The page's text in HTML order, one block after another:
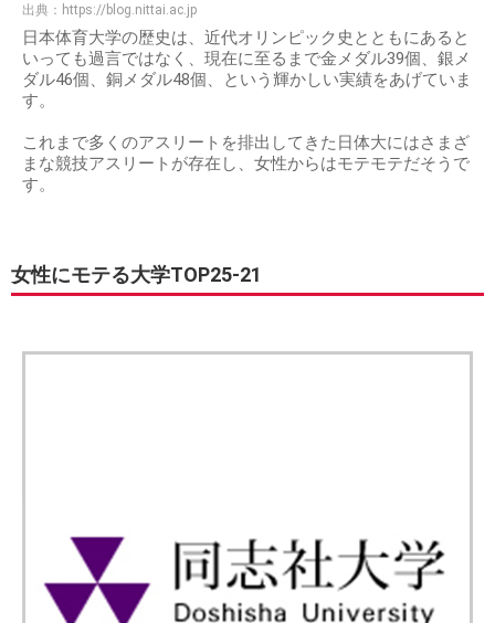
出典： https://blog.nittai.ac.jp
日本体育大学の歴史は、近代オリンピック史とともにあると
いっても過言ではなく、現在に至るまで金メダル39個、銀メ
ダル46個、銅メダル48個、という輝かしい実績をあげていま
す。
これまで多くのアスリートを排出してきた日体大にはさまざ
まな競技アスリートが存在し、女性からはモテモテだそうで
す。
女性にモテる大学TOP25-21